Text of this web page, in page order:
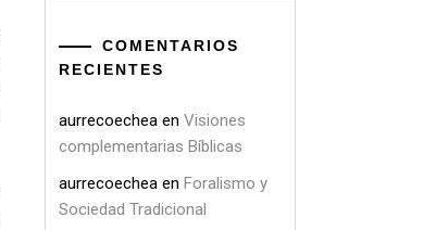
COMENTARIOS
RECIENTES
aurrecoechea en Visiones
complementarias Bíblicas
aurrecoechea en Foralismo y
Sociedad Tradicional